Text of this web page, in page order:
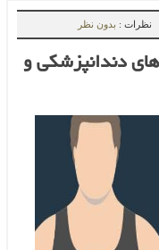
نظرات : بدون نظر
های دندانپزشکی و